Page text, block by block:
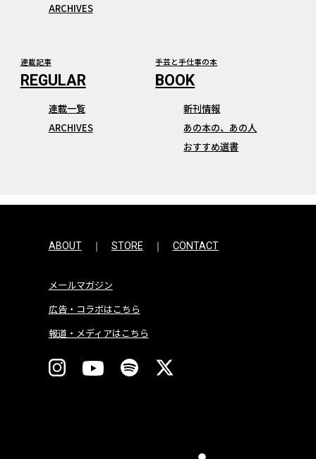
ARCHIVES
連載記事
連載一覧
ARCHIVES
手芸と手仕事の本
新刊情報
あの本の、あの人
おすすめ選書
ABOUT STORE CONTACT
メールマガジン
広告・コラボはこちら
報道・メディアはこちら